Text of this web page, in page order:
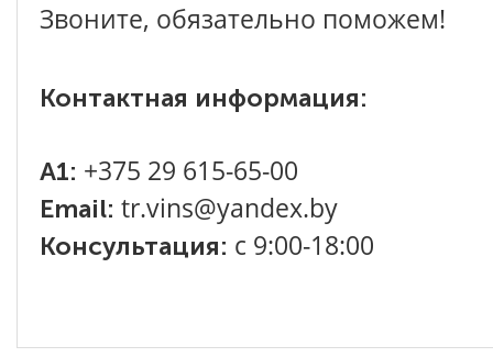
Звоните, обязательно поможем!
Контактная информация:
A1: +375 29 615-65-00
Email: tr.vins@yandex.by
Консультация: с 9:00-18:00